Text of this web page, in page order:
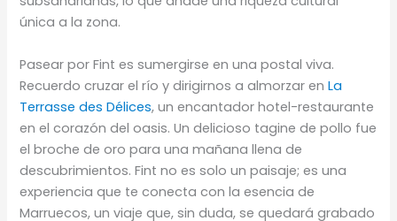
única a la zona.
Pasear por Fint es sumergirse en una postal viva.
Recuerdo cruzar el río y dirigirnos a almorzar enLa
Terrasse des Délices, un encantador hotel-restaurante
en el corazón del oasis. Un delicioso tagine de pollo fue
el broche de oro para una mañana llena de
descubrimientos. Fint no es solo un paisaje; es una
experiencia que te conecta con la esencia de
Marruecos, un viaje que, sin duda, se quedará grabado